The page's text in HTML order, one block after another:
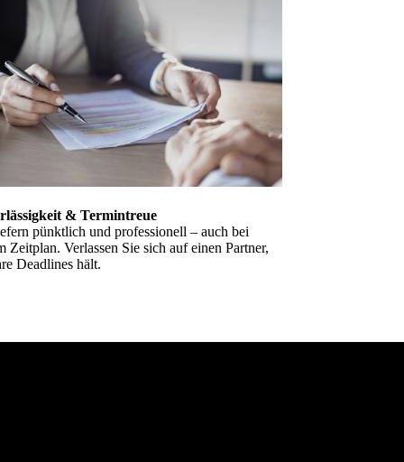
& Termintreue
pünktlich und professionell – auch bei
Zeitplan. Verlassen Sie sich auf einen Partner,
Deadlines hält.